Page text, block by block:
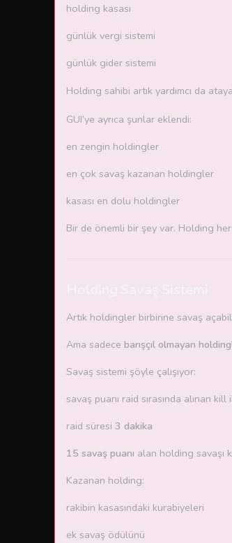
holding kasası
günlük vergi sistemi
günlük gider sistemi
Holding sahibi artık yardımcı da
GUI’ye ayrıca şunlar eklendi:
en zengin holdingler
en çok savaş kazanan holdingler
kasası en dolu holdingler
Bir de önemli bir şey var. Holding
Artık holdingler birbirine savaş
Ama sadece barışçıl olmayan
Savaş sistemi şöyle çalışıyor:
savaş puanı raid sırasında alınan
raid süresi 3 dakika
15 savaş puanı alan holding savaşı
Kazanan holding:
rakibin kasasındaki kurabiyeleri
ek savaş ödülünü